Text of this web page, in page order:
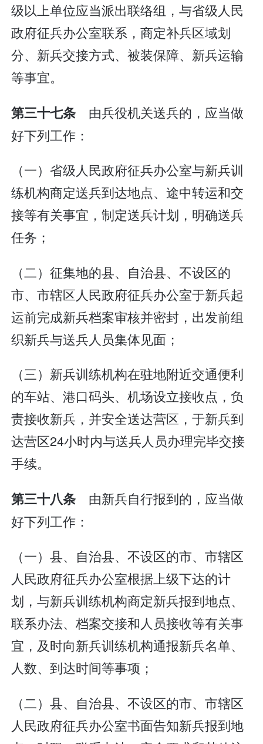
级以上单位应当派出联络组，与省级人民
政府征兵办公室联系，商定补兵区域划
分、新兵交接方式、被装保障、新兵运输
等事宜。
第三十七条 由兵役机关送兵的，应当做
好下列工作：
（一）省级人民政府征兵办公室与新兵训
练机构商定送兵到达地点、途中转运和交
接等有关事宜，制定送兵计划，明确送兵
任务；
（二）征集地的县、自治县、不设区的
市、市辖区人民政府征兵办公室于新兵起
运前完成新兵档案审核并密封，出发前组
织新兵与送兵人员集体见面；
（三）新兵训练机构在驻地附近交通便利
的车站、港口码头、机场设立接收点，负
责接收新兵，并安全送达营区，于新兵到
达营区24小时内与送兵人员办理完毕交接
手续。
第三十八条 由新兵自行报到的，应当做
好下列工作：
（一）县、自治县、不设区的市、市辖区
人民政府征兵办公室根据上级下达的计
划，与新兵训练机构商定新兵报到地点、
联系办法、档案交接和人员接收等有关事
宜，及时向新兵训练机构通报新兵名单、
人数、到达时间等事项；
（二）县、自治县、不设区的市、市辖区
人民政府征兵办公室书面告知新兵报到地